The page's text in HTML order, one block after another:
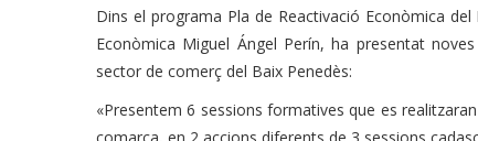
Dins el programa Pla de Reactivació Econòmica
Econòmica Miguel Ángel Perín, ha presentat
sector de comerç del Baix Penedès:
«Presentem 6 sessions formatives que es